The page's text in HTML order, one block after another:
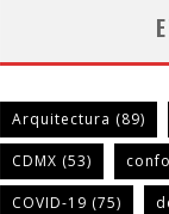
Arquitectura (89)
CDMX (53)
COVID-19 (75)